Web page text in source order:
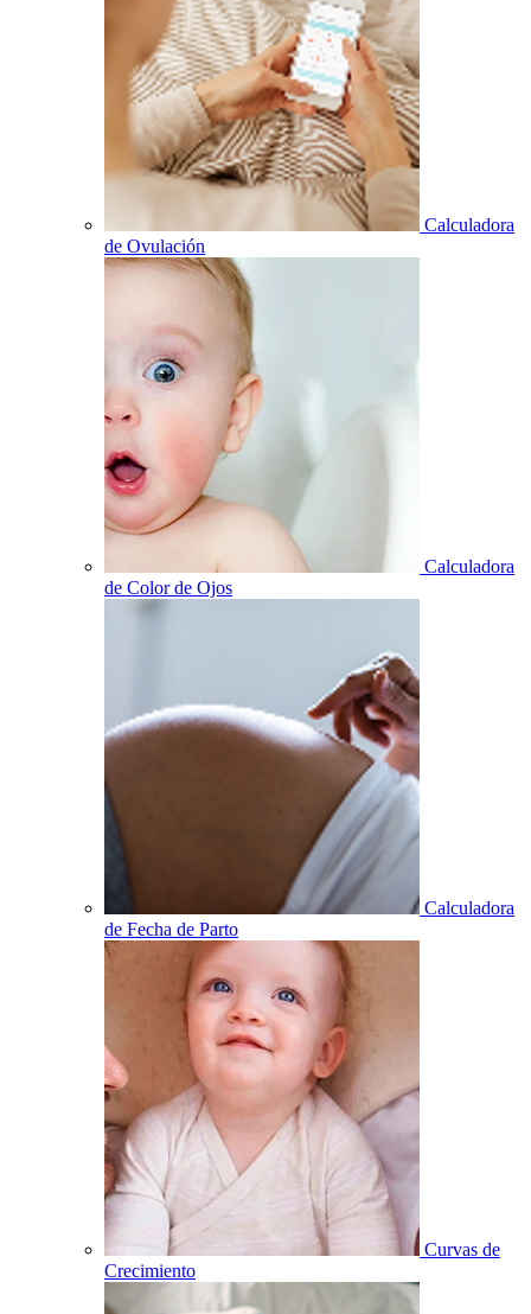
Calculadora
de Ovulación
Calculadora
de Color de Ojos
Calculadora
de Fecha de Parto
Curvas de
Crecimiento